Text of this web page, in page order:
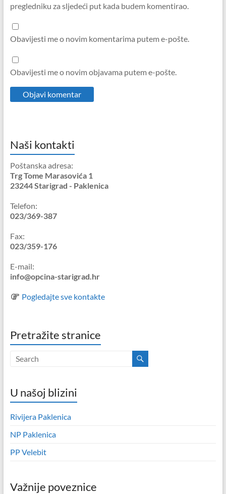
pregledniku za sljedeći put kada budem komentirao.
Obavijesti me o novim komentarima putem e-pošte.
Obavijesti me o novim objavama putem e-pošte.
Naši kontakti
Poštanska adresa:
Trg Tome Marasovića 1
23244 Starigrad - Paklenica
Telefon:
023/369-387
Fax:
023/359-176
E-mail:
info@opcina-starigrad.hr
Pogledajte sve kontakte
Pretražite stranice
U našoj blizini
Rivijera Paklenica
NP Paklenica
PP Velebit
Važnije poveznice